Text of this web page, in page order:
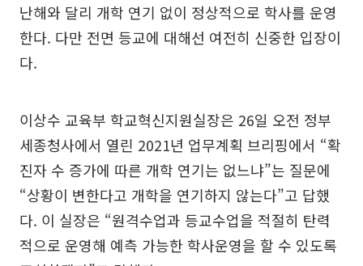
난해와 달리 개학 연기 없이 정상적으로 학사를 운영
한다. 다만 전면 등교에 대해선 여전히 신중한 입장이
다.
이상수 교육부 학교혁신지원실장은 26일 오전 정부
세종청사에서 열린 2021년 업무계획 브리핑에서 “확
진자 수 증가에 따른 개학 연기는 없느냐”는 질문에
“상황이 변한다고 개학을 연기하지 않는다”고 답했
다. 이 실장은 “원격수업과 등교수업을 적절히 탄력
적으로 운영해 예측 가능한 학사운영을 할 수 있도록